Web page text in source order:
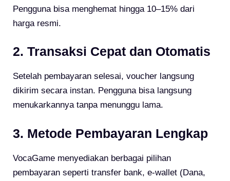
Pengguna bisa menghemat hingga 10–15% dari
harga resmi.
2. Transaksi Cepat dan Otomatis
Setelah pembayaran selesai, voucher langsung
dikirim secara instan. Pengguna bisa langsung
menukarkannya tanpa menunggu lama.
3. Metode Pembayaran Lengkap
VocaGame menyediakan berbagai pilihan
pembayaran seperti transfer bank, e-wallet (Dana,